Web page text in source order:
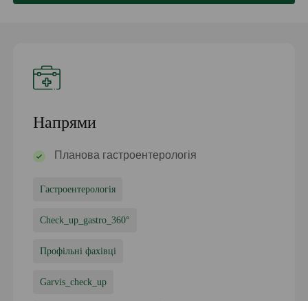
Напрями
Планова гастроентерологія
Гастроентерологія
Check_up_gastro_360°
Профільні фахівці
Garvis_check_up